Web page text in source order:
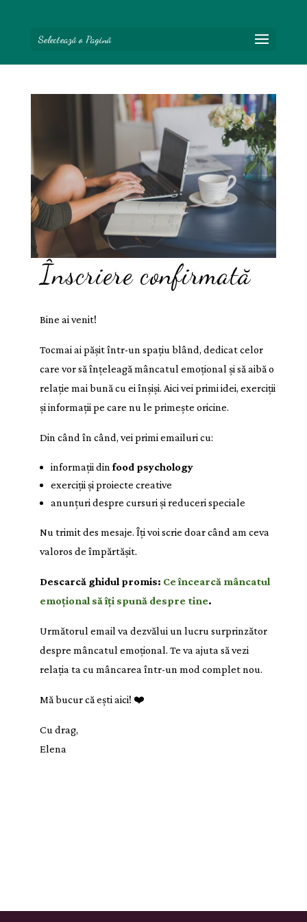
Selectează o Pagină
Înscriere confirmată
Bine ai venit!
Tocmai ai pășit într-un spațiu blând, dedicat celor
care vor să înțeleagă mâncatul emoțional și să aibă o
relație mai bună cu ei înșiși. Aici vei primi idei, exerciții
și informații pe care nu le primește oricine.
Din când în când, vei primi emailuri cu:
informații dinfood psychology
exerciții și proiecte creative
anunțuri despre cursuri și reduceri speciale
Nu trimit des mesaje. Îți voi scrie doar când am ceva
valoros de împărtășit.
Descarcă ghidul promis: Ce încearcă mâncatul
emoțional să îți spună despre tine.
Următorul email va dezvălui un lucru surprinzător
despre mâncatul emoțional. Te va ajuta să vezi
relația ta cu mâncarea într-un mod complet nou.
Mă bucur că ești aici! ❤️
Cu drag,
Elena